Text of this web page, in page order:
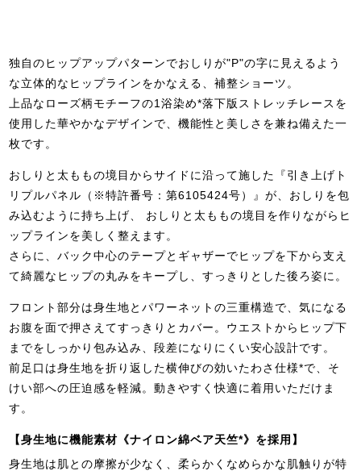
独自のヒップアップパターンでおしりが"P"の字に見えるよう
な立体的なヒップラインをかなえる、補整ショーツ。
上品なローズ柄モチーフの1浴染め*落下版ストレッチレースを
使用した華やかなデザインで、機能性と美しさを兼ね備えた一
枚です。
おしりと太ももの境目からサイドに沿って施した『引き上げト
リプルパネル（※特許番号：第6105424号）』が、おしりを包
み込むように持ち上げ、 おしりと太ももの境目を作りながらヒ
ップラインを美しく整えます。
さらに、バック中心のテープとギャザーでヒップを下から支え
て綺麗なヒップの丸みをキープし、すっきりとした後ろ姿に。
フロント部分は身生地とパワーネットの三重構造で、気になる
お腹を面で押さえてすっきりとカバー。ウエストからヒップ下
までをしっかり包み込み、段差になりにくい安心設計です。
前足口は身生地を折り返した横伸びの効いたわさ仕様*で、そ
けい部への圧迫感を軽減。動きやすく快適に着用いただけま
す。
【身生地に機能素材《ナイロン綿ベア天竺*》を採用】
身生地は肌との摩擦が少なく、柔らかくなめらかな肌触りが特